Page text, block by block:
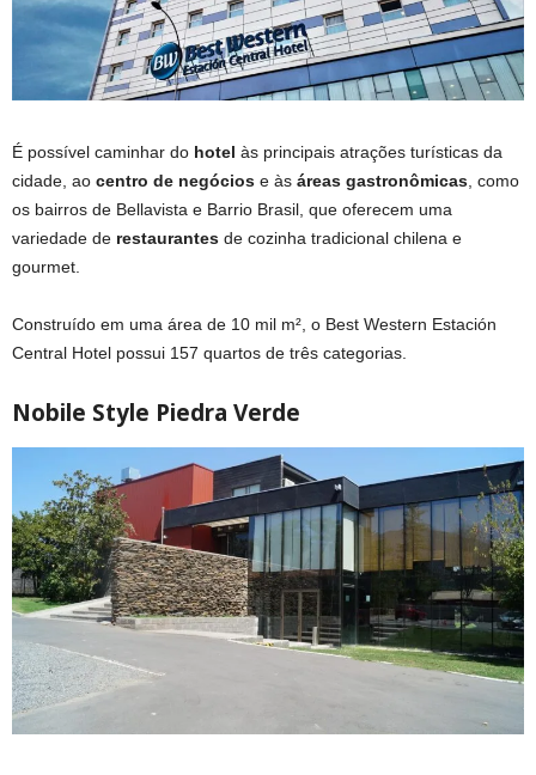
É possível caminhar do hotel às principais atrações turísticas da
cidade, ao centro de negócios e às áreas gastronômicas, como
os bairros de Bellavista e Barrio Brasil, que oferecem uma
variedade de restaurantes de cozinha tradicional chilena e
gourmet.
Construído em uma área de 10 mil m², o Best Western Estación
Central Hotel possui 157 quartos de três categorias.
Nobile Style Piedra Verde